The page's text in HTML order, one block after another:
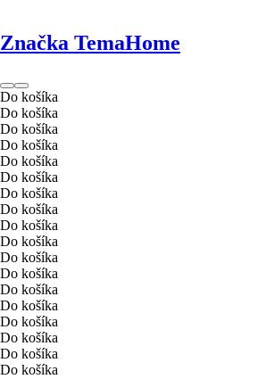
Značka TemaHome
Do košíka
Do košíka
Do košíka
Do košíka
Do košíka
Do košíka
Do košíka
Do košíka
Do košíka
Do košíka
Do košíka
Do košíka
Do košíka
Do košíka
Do košíka
Do košíka
Do košíka
Do košíka